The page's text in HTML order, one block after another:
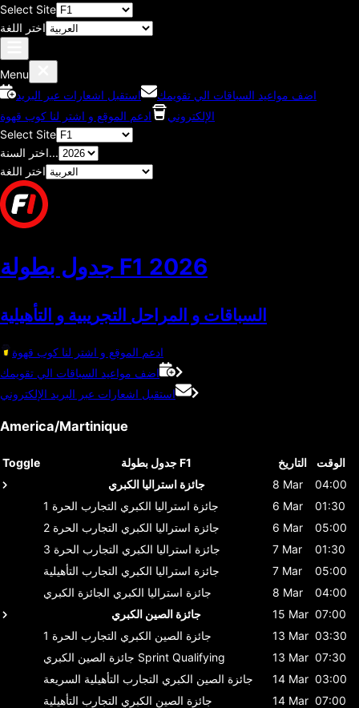
Select Site
اختر اللغة
Menu
اضف مواعيد السباقات الي تقويمك
استقبل اشعارات عبر البريد
الإلكتروني
ادعم الموقع و اشتر لنا كوب قهوة
Select Site
اختر السنة...
اختر اللغة
جدول بطولة F1 2026
السباقات و المراحل التجريبية و التأهيلية
ادعم الموقع و اشتر لنا كوب قهوة
اضف مواعيد السباقات الي تقويمك
استقبل اشعارات عبر البريد الإلكتروني
America/Martinique
Toggle جدول بطولة F1 التاريخ
الوقت
جائزة استراليا الكبري
8 Mar
04:00
جائزة استراليا الكبري التجارب الحرة 1 6 Mar
01:30
جائزة استراليا الكبري التجارب الحرة 2 6 Mar
05:00
جائزة استراليا الكبري التجارب الحرة 3 7 Mar
01:30
جائزة استراليا الكبري التجارب التأهيلية 7 Mar
05:00
جائزة استراليا الكبري الجائزة الكبري 8 Mar
04:00
جائزة الصين الكبري
15 Mar 07:00
جائزة الصين الكبري التجارب الحرة 1 13 Mar 03:30
جائزة الصين الكبري Sprint Qualifying 13 Mar 07:30
جائزة الصين الكبري التجارب التأهيلية السريعة 14 Mar 03:00
جائزة الصين الكبري التجارب التأهيلية 14 Mar 07:00